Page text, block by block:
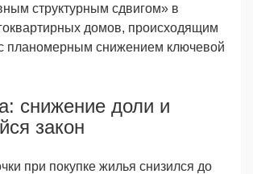
структурным сдвигом» в
домов, происходящим
планомерным снижением ключевой
снижение доли и
закон
при покупке жилья снизился до